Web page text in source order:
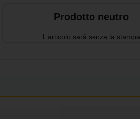
Prodotto neutro
L'articolo sarà senza la stampa